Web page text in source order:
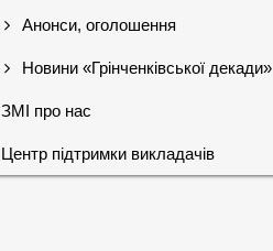
Анонси, оголошення
Новини «Грінченківської декади»
ЗМІ про нас
Центр підтримки викладачів